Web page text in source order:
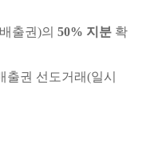
출권)의 50% 지분 확
권 선도거래(일시